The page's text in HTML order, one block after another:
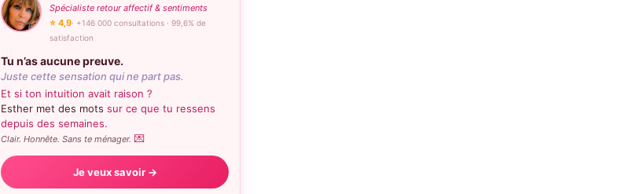
Spécialiste retour affectif & sentiments
⭐ 4,9· +146 000 consultations · 99,6% de
satisfaction
Tu n’as aucune preuve.
Juste cette sensation qui ne part pas.
Et si ton intuition avait raison ?
Esther met des mots sur ce que tu ressens
depuis des semaines.
Clair. Honnête. Sans te ménager. 💌
Je veux savoir →